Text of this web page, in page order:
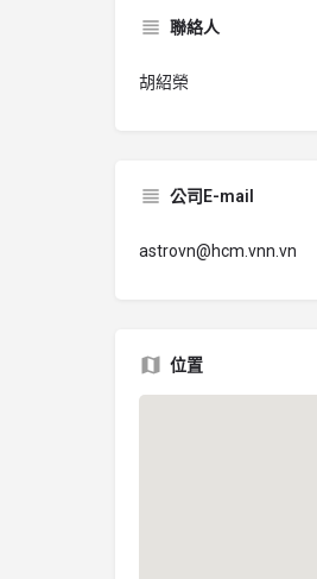
聯絡人
胡紹榮
公司E-mail
astrovn@hcm.vnn.vn
位置